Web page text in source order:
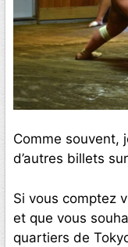
Comme souvent,
d’autres billets
Si vous comptez
et que vous
quartiers de